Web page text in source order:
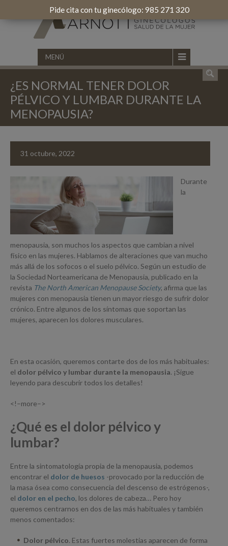
MENÚ
¿ES NORMAL TENER DOLOR
PÉLVICO Y LUMBAR DURANTE LA
MENOPAUSIA?
31 octubre, 2022
Durante
la
menopausia, son muchos los aspectos que cambian a nivel
físico en las mujeres. Hablamos de alteraciones que van mucho
más allá de los sofocos o el suelo pélvico. Según un estudio de
la Sociedad Norteamericana de Menopausia, publicado en la
revista The North American Menopause Society, afirma que las
mujeres con menopausia tienen un mayor riesgo de sufrir dolor
crónico. Entre algunos de los síntomas que soportan las
mujeres, aparecen los dolores musculares.
En esta ocasión, queremos contarte dos de los más habituales:
el dolor pélvico y lumbar durante la menopausia. ¡Sigue
leyendo para descubrir todos los detalles!
<!–more–>
¿Qué es el dolor pélvico y
lumbar?
Entre la sintomatología propia de la menopausia, podemos
encontrar el dolor de huesos -provocado por la reducción de
la masa ósea como consecuencia del descenso de estrógenos-,
el dolor en el pecho, los dolores de cabeza… Pero hoy
queremos centrarnos en dos de las más habituales y también
menos comentados:
Dolor pélvico. Estas fuertes molestias aparecen de forma
Pide cita con tu ginecólogo: 985 271 320